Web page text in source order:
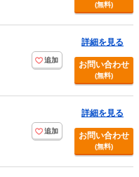
(無料)
追加
詳細を見る
お問い合わせ
(無料)
追加
詳細を見る
お問い合わせ
(無料)